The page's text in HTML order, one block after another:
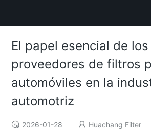
El papel esencial de los
proveedores de filtros
automóviles en la
automotriz
2026-01-28 Huachang Filter